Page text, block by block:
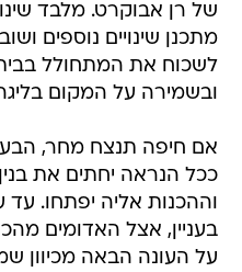
של רן אבוקרט. מלבד
מתכנן שינויים נוספים
לשכוח את המתחולל
ובשמירה על המקום
אם חיפה תנצח מחר,
ככל הנראה יחתים את
וההכנות אליה יפתחו.
בעניין, אצל האדומים
על העונה הבאה מכיוון